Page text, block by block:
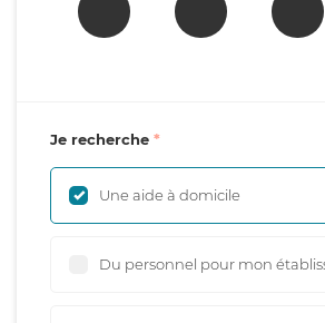
Je recherche
Une aide à domicile
Du personnel pour mon